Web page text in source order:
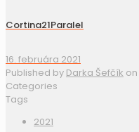
Cortina21Paralel
16. februára 2021
Published by Darka Šefčík on
Categories
Tags
2021